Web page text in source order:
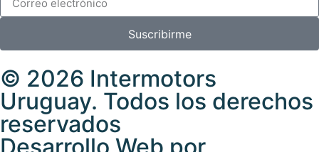
Suscribirme
© 2026 Intermotors
Uruguay. Todos los derechos
reservados